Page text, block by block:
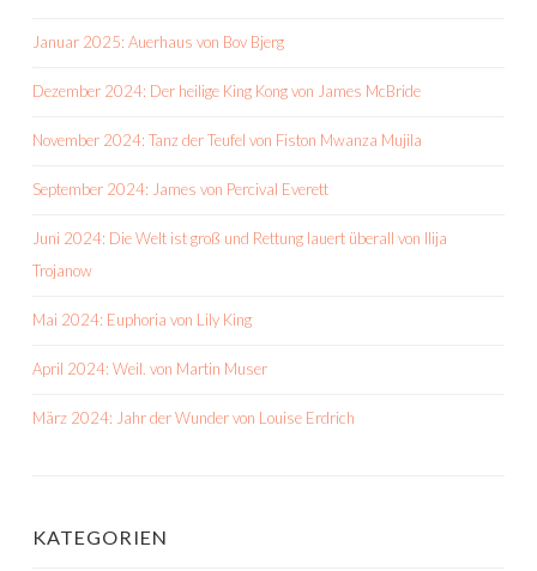
Januar 2025: Auerhaus von Bov Bjerg
Dezember 2024: Der heilige King Kong von James McBride
November 2024: Tanz der Teufel von Fiston Mwanza Mujila
September 2024: James von Percival Everett
Juni 2024: Die Welt ist groß und Rettung lauert überall von Ilija
Trojanow
Mai 2024: Euphoria von Lily King
April 2024: Weil. von Martin Muser
März 2024: Jahr der Wunder von Louise Erdrich
KATEGORIEN